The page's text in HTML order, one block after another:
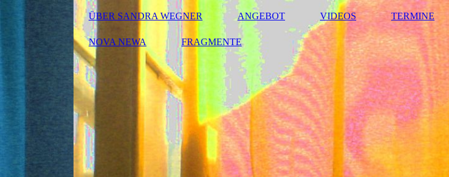
ÜBER SANDRA WEGNER ANGEBOT VIDEOS TERMINE
NOVA NEWA FRAGMENTE